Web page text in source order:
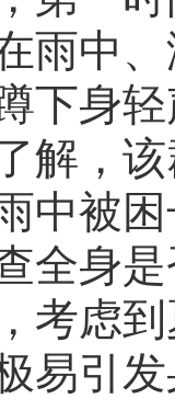
雨中
下身
解，
中被
全身
考虑
易引